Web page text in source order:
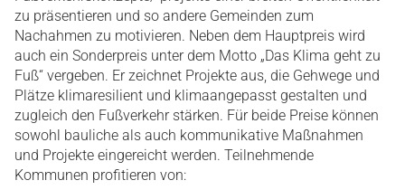
zu präsentieren und so andere Gemeinden zum
Nachahmen zu motivieren. Neben dem Hauptpreis wird
auch ein Sonderpreis unter dem Motto „Das Klima geht zu
Fuß“ vergeben. Er zeichnet Projekte aus, die Gehwege und
Plätze klimaresilient und klimaangepasst gestalten und
zugleich den Fußverkehr stärken. Für beide Preise können
sowohl bauliche als auch kommunikative Maßnahmen
und Projekte eingereicht werden. Teilnehmende
Kommunen profitieren von: